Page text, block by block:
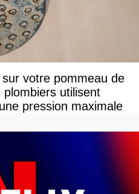
votre pommeau de
utilisent
pression maximale